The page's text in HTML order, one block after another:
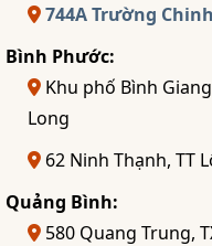
744A Trường
Bình Phước:
Khu phố Bình
Long
62 Ninh Thạnh, TT
Quảng Bình:
580 Quang Trung,